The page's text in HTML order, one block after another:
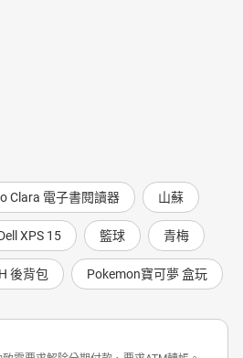
Clara 電子書閱讀器 山蘇
XPS 15 籃球 青梅
後背包 Pokemon寶可夢 盒玩